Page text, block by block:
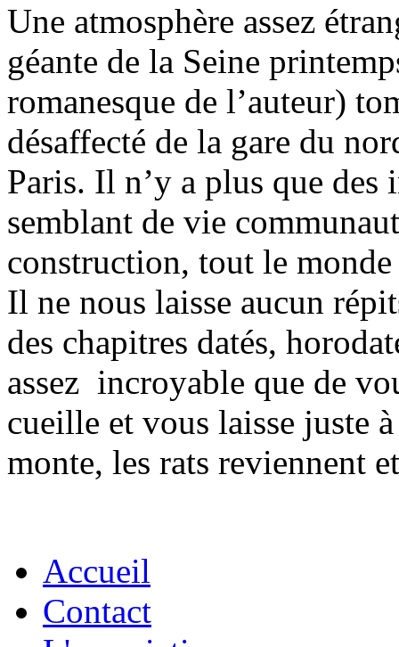
Une atmosphère assez
géante de la Seine
romanesque de l’auteur)
désaffecté de la gare du
Paris. Il n’y a plus que
semblant de vie
construction, tout le
Il ne nous laisse aucun
des chapitres datés,
assez incroyable que de
cueille et vous laisse juste
monte, les rats reviennent
Accueil
Contact